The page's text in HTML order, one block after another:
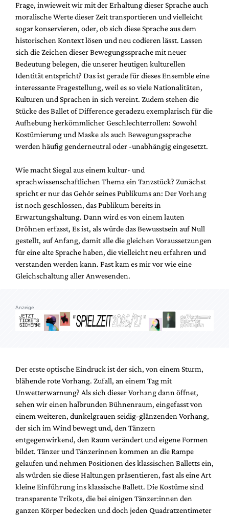
Frage, inwieweit wir mit der Erhaltung dieser Sprache auch
moralische Werte dieser Zeit transportieren und vielleicht
sogar konservieren, oder, ob sich diese Sprache aus dem
historischen Kontext lösen und neu codieren lässt. Lassen
sich die Zeichen dieser Bewegungssprache mit neuer
Bedeutung belegen, die unserer heutigen kulturellen
Identität entspricht? Das ist gerade für dieses Ensemble eine
interessante Fragestellung, weil es so viele Nationalitäten,
Kulturen und Sprachen in sich vereint. Zudem stehen die
Stücke des Ballet of Difference geradezu exemplarisch für die
Aufhebung herkömmlicher Geschlechterrollen: Sowohl
Kostümierung und Maske als auch Bewegungssprache
werden häufig genderneutral oder -unabhängig eingesetzt.
Wie macht Siegal aus einem kultur- und
sprachwissenschaftlichen Thema ein Tanzstück? Zunächst
spricht er nur das Gehör seines Publikums an: Der Vorhang
ist noch geschlossen, das Publikum bereits in
Erwartungshaltung. Dann wird es von einem lauten
Dröhnen erfasst, Es ist, als würde das Bewusstsein auf Null
gestellt, auf Anfang, damit alle die gleichen Voraussetzungen
für eine alte Sprache haben, die vielleicht neu erfahren und
verstanden werden kann. Fast kam es mir vor wie eine
Gleichschaltung aller Anwesenden.
Anzeige
Der erste optische Eindruck ist der sich, von einem Sturm,
blähende rote Vorhang. Zufall, an einem Tag mit
Unwetterwarnung? Als sich dieser Vorhang dann öffnet,
sehen wir einen halbrunden Bühnenraum, eingefasst von
einem weiteren, dunkelgrauen seidig-glänzenden Vorhang,
der sich im Wind bewegt und, den Tänzern
entgegenwirkend, den Raum verändert und eigene Formen
bildet. Tänzer und Tänzerinnen kommen an die Rampe
gelaufen und nehmen Positionen des klassischen Balletts ein,
als würden sie diese Haltungen präsentieren, fast als eine Art
kleine Einführung ins klassische Ballett. Die Kostüme sind
transparente Trikots, die bei einigen Tänzer:innen den
ganzen Körper bedecken und doch jeden Quadratzentimeter